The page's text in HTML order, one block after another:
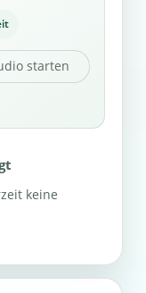
starten
keine